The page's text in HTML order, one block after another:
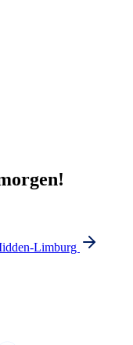
Limburg